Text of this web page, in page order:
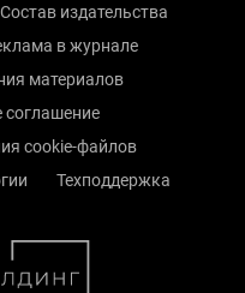
Состав издательства
в журнале
материалов
соглашение
cookie-файлов
Техподдержка